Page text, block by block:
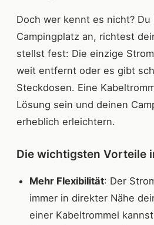
Doch wer kennt es nicht? Du
Campingplatz an, richtest
stellst fest: Die einzige
weit entfernt oder es gibt
Steckdosen. Eine
Lösung sein und deinen
erheblich erleichtern.
Die wichtigsten Vorteile
Mehr Flexibilität: Der
immer in direkter Nähe
einer Kabeltrommel